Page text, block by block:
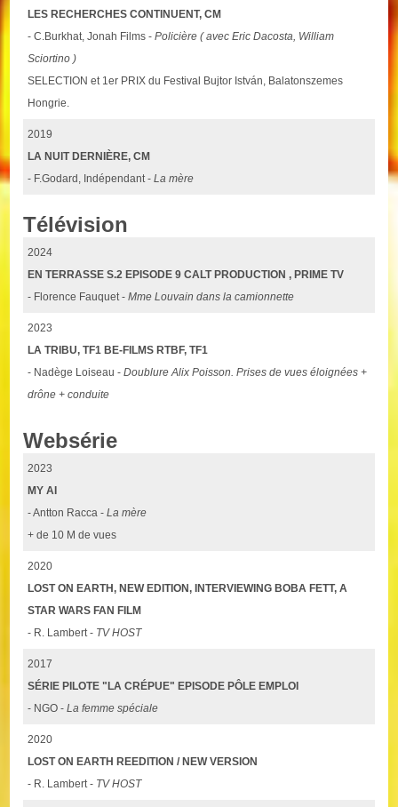
LES RECHERCHES CONTINUENT, CM
- C.Burkhat, Jonah Films -Policière ( avec Eric Dacosta, William
Sciortino )
SELECTION et 1er PRIX du Festival Bujtor István, Balatonszemes
Hongrie.
2019
LA NUIT DERNIÈRE, CM
- F.Godard, Indépendant -La mère
Télévision
2024
EN TERRASSE S.2 EPISODE 9 CALT PRODUCTION , PRIME TV
- Florence Fauquet -Mme Louvain dans la camionnette
2023
LA TRIBU, TF1 BE-FILMS RTBF, TF1
- Nadège Loiseau -Doublure Alix Poisson. Prises de vues éloignées +
drône + conduite
Websérie
2023
MY AI
- Antton Racca -La mère
+ de 10 M de vues
2020
LOST ON EARTH, NEW EDITION, INTERVIEWING BOBA FETT, A
STAR WARS FAN FILM
- R. Lambert - TV HOST
2017
SÉRIE PILOTE "LA CRÉPUE" EPISODE PÔLE EMPLOI
- NGO -La femme spéciale
2020
LOST ON EARTH REEDITION / NEW VERSION
- R. Lambert - TV HOST